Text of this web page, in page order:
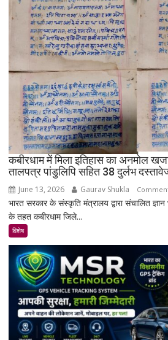
कबीरधाम में मिला इतिहास का अनमोल
तालपत्र पांडुलिपि सहित 38 दुर्लभ
June 13, 2026 Gaurav Shukla
भारत सरकार के संस्कृति मंत्रालय द्वारा संचालित ज्ञान
के तहत कबीरधाम जिले...
विशेष